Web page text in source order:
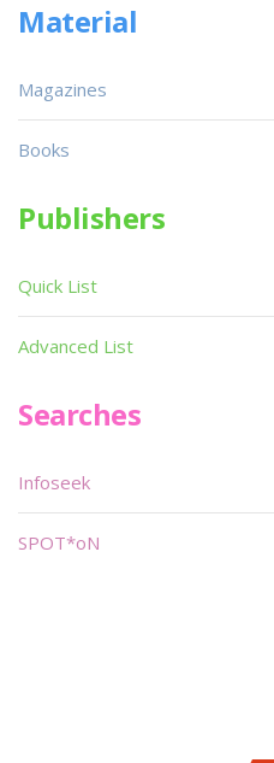
Material
Magazines
Books
Publishers
Quick List
Advanced List
Searches
Infoseek
SPOT*oN